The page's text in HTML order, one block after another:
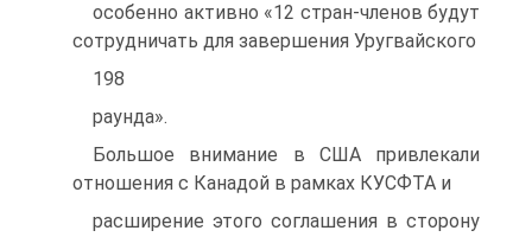
особенно активно «12 стран-членов будут
сотрудничать для завершения Уругвайского
198
раунда».
Большое внимание в США привлекали
отношения с Канадой в рамках КУСФТА и
расширение этого соглашения в сторону